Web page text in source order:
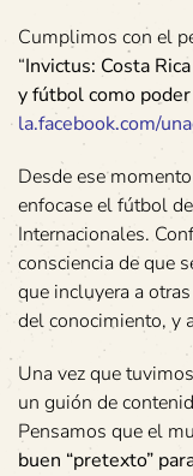
Cumplimos con el
“Invictus: Costa
y fútbol como
la.facebook.com/
Desde ese
enfocase el fútbol
Internacionales.
consciencia de que
que incluyera a
del conocimiento, y
Una vez que
un guión de
Pensamos que el
buen “pretexto”